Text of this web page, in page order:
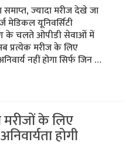
समाप्‍त, ज्‍यादा मरीज देखे जा
यूनिवर्सिटी
के चलते ओपीडी सेवाओं में
प्रत्येक मरीज के लिए
नहीं होगा सिर्फ जिन …
के लिए
होगी